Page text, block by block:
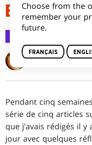
ET CORRIGÉ
Mark Rosewater
Pendant cinq
série de cinq articles
que j’avais rédigés il y
jour avec quelques
Choose from the
remember your
future.
FRANÇAIS